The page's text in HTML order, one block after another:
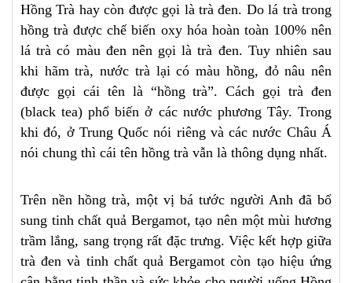
Hồng Trà hay còn được gọi là trà đen. Do lá trà trong
hồng trà được chế biến oxy hóa hoàn toàn 100% nên
lá trà có màu đen nên gọi là trà đen. Tuy nhiên sau
khi hãm trà, nước trà lại có màu hồng, đỏ nâu nên
được gọi cái tên là “hồng trà”. Cách gọi trà đen
(black tea) phổ biến ở các nước phương Tây. Trong
khi đó, ở Trung Quốc nói riêng và các nước Châu Á
nói chung thì cái tên hồng trà vẫn là thông dụng nhất.
Trên nền hồng trà, một vị bá tước người Anh đã bổ
sung tinh chất quả Bergamot, tạo nên một mùi hương
trầm lắng, sang trọng rất đặc trưng. Việc kết hợp giữa
trà đen và tinh chất quả Bergamot còn tạo hiệu ứng